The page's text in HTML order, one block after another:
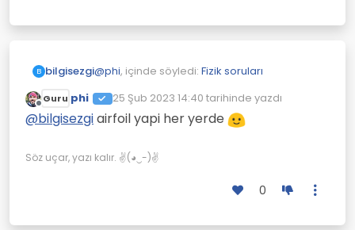
B bilgisezgi@phi, içinde söyledi: Fizik soruları
@kâfir-imam benim anlamadigim sey
25km esen ruzgar nasil oluyorda
Yelkenler hızı katlıyor.
Çevrimdışı
Guru phi 25 Şub 2023 14:40 tarihinde yazdı
Son düzenleyen:
@bilgisezgiairfoil yapi her yerde
Söz uçar, yazı kalır. ✌(◕‿-)✌
0